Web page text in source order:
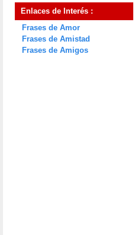
Enlaces de Interés :
Frases de Amor
Frases de Amistad
Frases de Amigos